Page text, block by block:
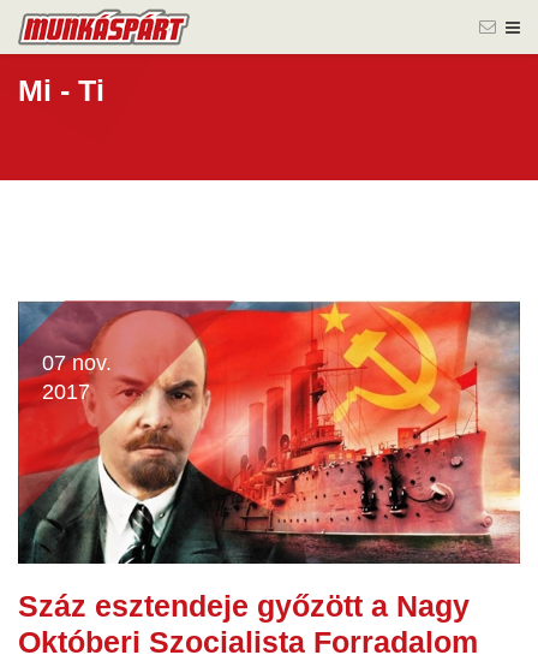
Mi - Ti
07 nov.
2017
Száz esztendeje győzött a Nagy
Októberi Szocialista Forradalom